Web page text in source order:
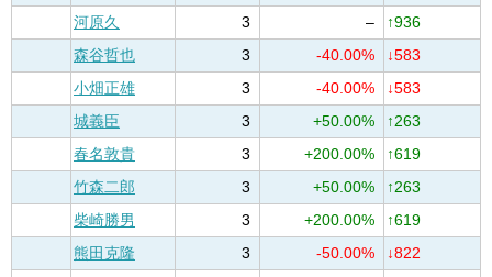
河原久
3 –
↑936
森谷哲也
3 -40.00%
↓583
小畑正雄
3 -40.00%
↓583
城義臣
3 +50.00%
↑263
春名敦貴
3 +200.00%
↑619
竹森二郎
3 +50.00%
↑263
柴崎勝男
3 +200.00%
↑619
熊田克隆
3 -50.00%
↓822